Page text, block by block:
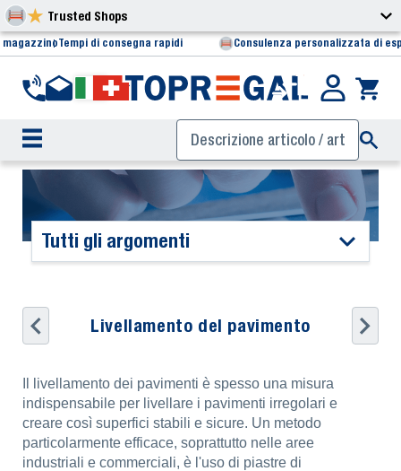
Trusted Shops
magazzinoTempi di consegna rapidi Consulenza personalizzata di
Tutti gli argomenti
Livellamento del pavimento
Il livellamento dei pavimenti è spesso una misura
indispensabile per livellare i pavimenti irregolari e
creare così superfici stabili e sicure. Un metodo
particolarmente efficace, soprattutto nelle aree
industriali e commerciali, è l'uso di piastre di